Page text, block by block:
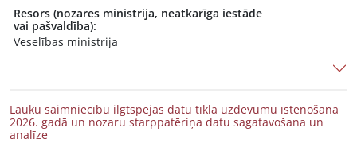
Resors (nozares ministrija, neatkarīga iestāde
vai pašvaldība):
Veselības ministrija
Lauku saimniecību ilgtspējas datu tīkla uzdevumu īstenošana
2026. gadā un nozaru starppatēriņa datu sagatavošana un
analīze